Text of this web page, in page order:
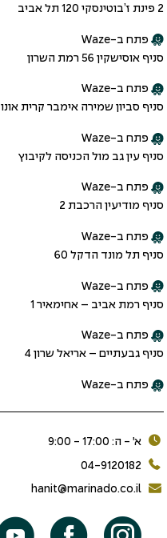
2 פינת ז’בוטינסקי 120 תל אביב
פתח ב-Waze
סניף אוסישקין 56 רמת השרון
פתח ב-Waze
סניף סביון שמירה אימבר קרית אונו
פתח ב-Waze
סניף עין גב מול הכניסה לקיבוץ
פתח ב-Waze
סניף מודיעין הרכבת 2
פתח ב-Waze
סניף תל מונד הדקל 60
פתח ב-Waze
סניף רמת אביב – אחימאיר 1
פתח ב-Waze
סניף גבעתיים – אריאל שרון 4
פתח ב-Waze
א׳ - ה: 17:00 - 9:00
04-9120182
hanit@marinado.co.il